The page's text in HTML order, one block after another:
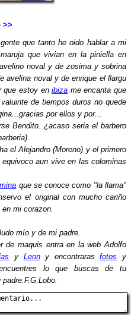
>>
que tanto he oido hablar a mi
que vivian en la piniella en
noval y de zosima y sobrina
avelina noval y de enrique el llargu
que estoy enibiza me encanta que
de tiempos duros no quede
por ellos y por...
Bendito. ¿acaso seria el barbero
el Alejandro (Moreno) y el primero
aun vive en las colominas
mina que se conoce como "la llama"
el original con mucho cariño
mi corazon.
mío y de mi padre.
de maquis entra en la web Adolfo
y Leony encontrarasfotos y
lo que buscas de tu